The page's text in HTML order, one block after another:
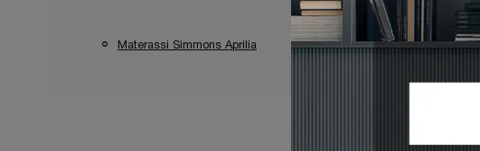
Materassi Simmons Aprilia Materassi Simmons Latina